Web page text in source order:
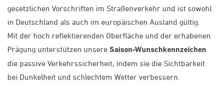
gesetzlichen Vorschriften im Straßenverkehr und ist sowohl
in Deutschland als auch im europäischen Ausland gültig.
Mit der hoch reflektierenden Oberfläche und der erhabenen
Prägung unterstützen unsere Saison-Wunschkennzeichen
die passive Verkehrssicherheit, indem sie die Sichtbarkeit
bei Dunkelheit und schlechtem Wetter verbessern.